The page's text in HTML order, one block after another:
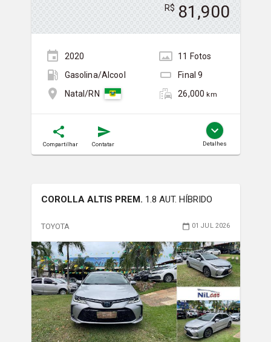
R$ 81,900
2020 11 Fotos
Gasolina/Álcool
Final9
Natal/RN
26,000 km
Compartilhar Contatar Detalhes
COROLLA ALTIS PREM. 1.8 AUT. HÍBRIDO
TOYOTA 01 JUL 2026